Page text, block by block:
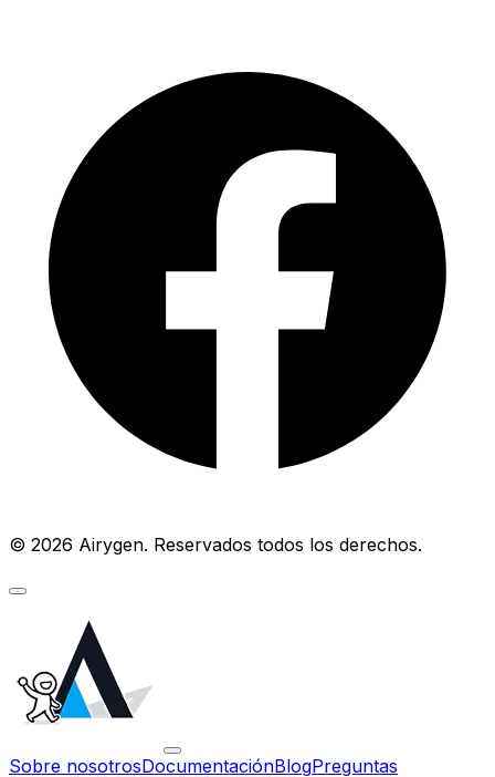
© 2026 Airygen. Reservados todos los derechos.
Sobre nosotrosDocumentaciónBlogPreguntas